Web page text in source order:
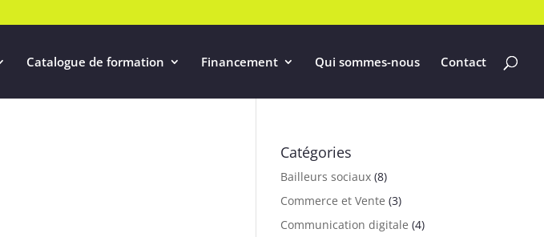
Catalogue de formation Financement Qui sommes-nous Contact
Catégories
Bailleurs sociaux (8)
Commerce et Vente (3)
Communication digitale (4)